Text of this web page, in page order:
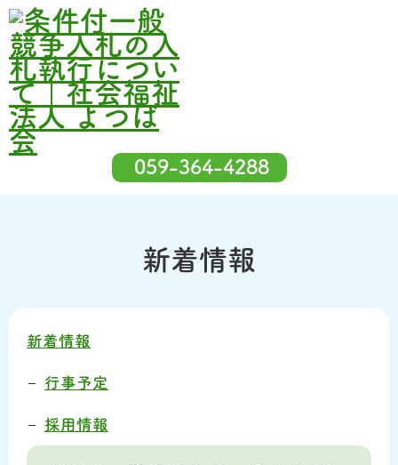
059-364-4288
新着情報
新着情報
行事予定
採用情報